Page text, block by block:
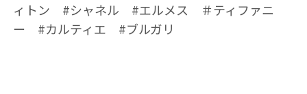
ィトン #シャネル #エルメス ＃ティファニ
ー #カルティエ #ブルガリ